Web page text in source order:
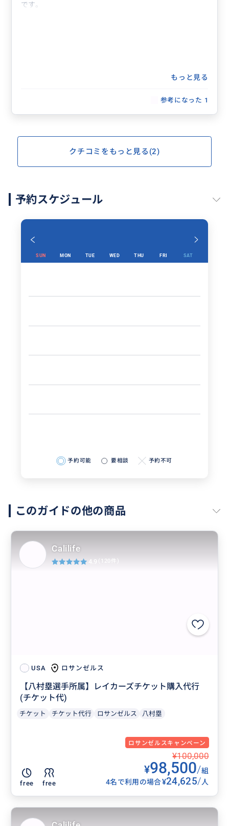
です。
もっと見る
参考になった 1
クチコミをもっと見る(2)
予約スケジュール
SUN MON TUE WED THU FRI SAT
予約可能 要相談 予約不可
このガイドの他の商品
USA ロサンゼルス
【八村塁選手所属】レイカーズチケット購入代行
(チケット代)
チケット チケット代行 ロサンゼルス 八村塁
ロサンゼルスキャンペーン
free free
¥100,000
¥98,500/組
4名で利用の場合¥24,625/人
Calilife
4.9 (120件)